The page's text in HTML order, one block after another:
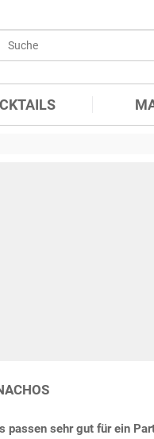
passen sehr gut für ein